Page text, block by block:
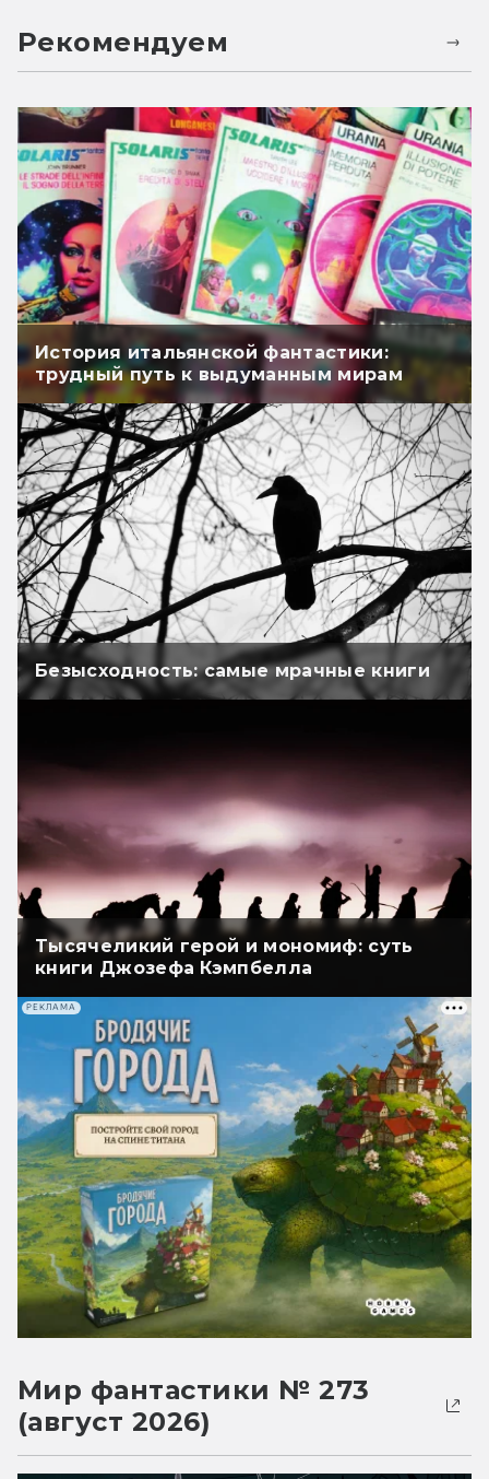
Рекомендуем
История итальянской фантастики:
трудный путь к выдуманным мирам
Безысходность: самые мрачные книги
Тысячеликий герой и мономиф: суть
книги Джозефа Кэмпбелла
РЕКЛАМА
Мир фантастики № 273
(август 2026)